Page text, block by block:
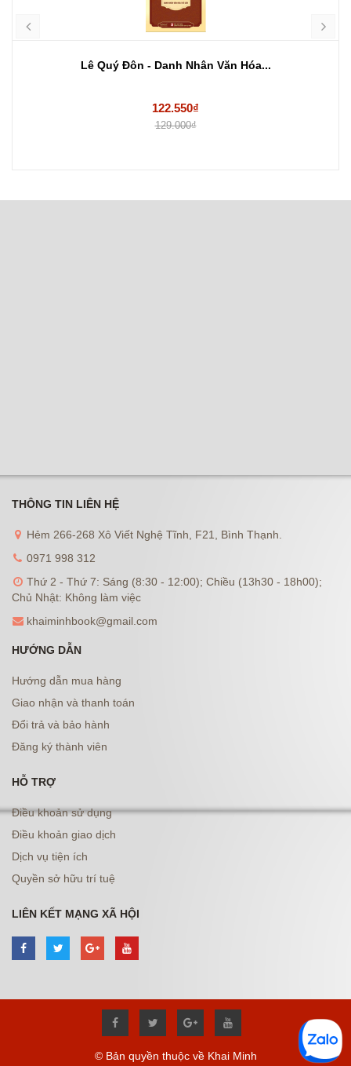
Lê Quý Đôn - Danh Nhân Văn Hóa...
122.550₫
129.000₫
THÔNG TIN LIÊN HỆ
Hẻm 266-268 Xô Viết Nghệ Tĩnh, F21, Bình Thạnh.
0971 998 312
Thứ 2 - Thứ 7: Sáng (8:30 - 12:00); Chiều (13h30 - 18h00);
Chủ Nhật: Không làm việc
khaiminhbook@gmail.com
HƯỚNG DẪN
Hướng dẫn mua hàng
Giao nhận và thanh toán
Đổi trả và bảo hành
Đăng ký thành viên
HỖ TRỢ
Điều khoản sử dụng
Điều khoản giao dịch
Dịch vụ tiện ích
Quyền sở hữu trí tuệ
LIÊN KẾT MẠNG XÃ HỘI
© Bản quyền thuộc về Khai Minh